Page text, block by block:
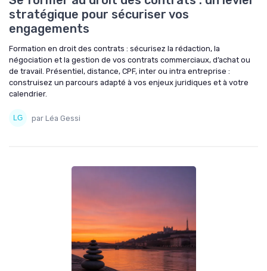
stratégique pour sécuriser vos
engagements
Formation en droit des contrats : sécurisez la rédaction, la
négociation et la gestion de vos contrats commerciaux, d’achat ou
de travail. Présentiel, distance, CPF, inter ou intra entreprise :
construisez un parcours adapté à vos enjeux juridiques et à votre
calendrier.
par Léa Gessi